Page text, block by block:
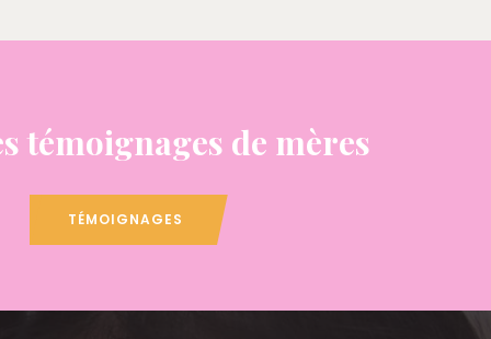
témoignages de mères
TÉMOIGNAGES